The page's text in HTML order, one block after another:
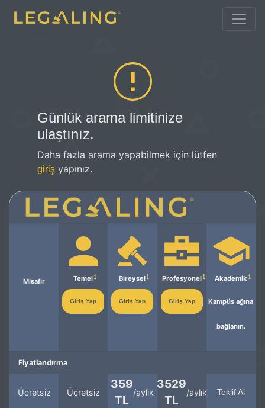
Günlük arama limitinize
ulaştınız.
Daha fazla arama yapabilmek için lütfen
giriş yapınız.
Misafir Temel
Giriş Yap
Bireysel
Giriş Yap
Profesyonel
Giriş Yap
Akademik
Kampüs ağına
bağlanın.
Fiyatlandırma
Ücretsiz Ücretsiz
359
TL
/aylık
3529
TL
/aylık Teklif Al